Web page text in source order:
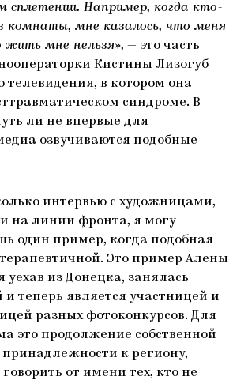
сплетении. Например, когда кто-
комнаты, мне казалось, что меня
жить мне нельзя», — это часть
Кистины Лизогуб
телевидения, в котором она
синдроме. В
ли не впервые для
озвучиваются подобные
интервью с художницами,
на линии фронта, я могу
один пример, когда подобная
Это пример Алены
уехав из Донецка, занялась
теперь является участницей и
разных фотоконкурсов. Для
это продолжение собственной
к региону,
от имени тех, кто не